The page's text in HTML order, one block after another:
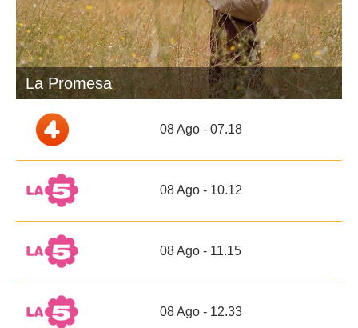
La Promesa
08 Ago - 07.18
08 Ago - 10.12
08 Ago - 11.15
08 Ago - 12.33